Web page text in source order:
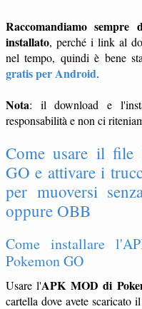
Raccomandiamo
installato, perché i link al
nel tempo, quindi è bene
gratis per Android.
Nota: il download e
responsabilità e non ci
Come usare il
GO e attivare i
per muoversi
oppure OBB
Come installare
Pokemon GO
Usare l'APK MOD di
cartella dove avete